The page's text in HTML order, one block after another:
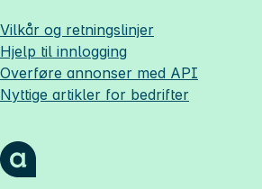
Vilkår og retningslinjer
Hjelp til innlogging
Overføre annonser med API
Nyttige artikler for bedrifter